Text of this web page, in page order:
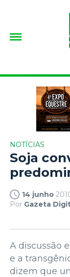
NOTÍCIAS
Soja
14 junho
Por Gazeta
A discussão
e a
dizem que